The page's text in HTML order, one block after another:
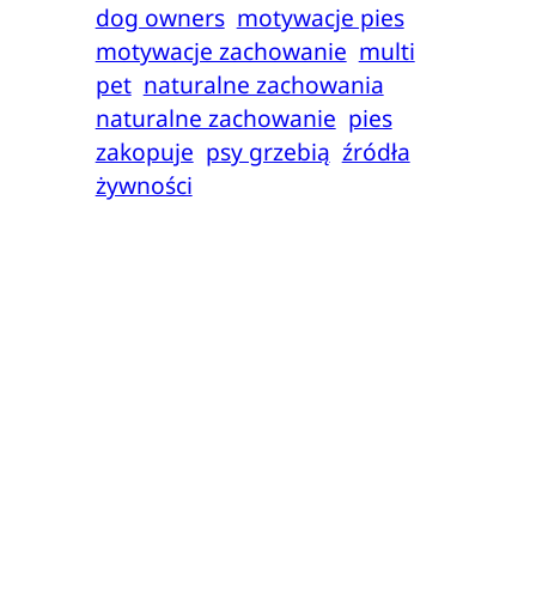
dog owners motywacje pies
motywacje zachowanie multi
pet naturalne zachowania
naturalne zachowanie pies
zakopuje psy grzebią źródła
żywności